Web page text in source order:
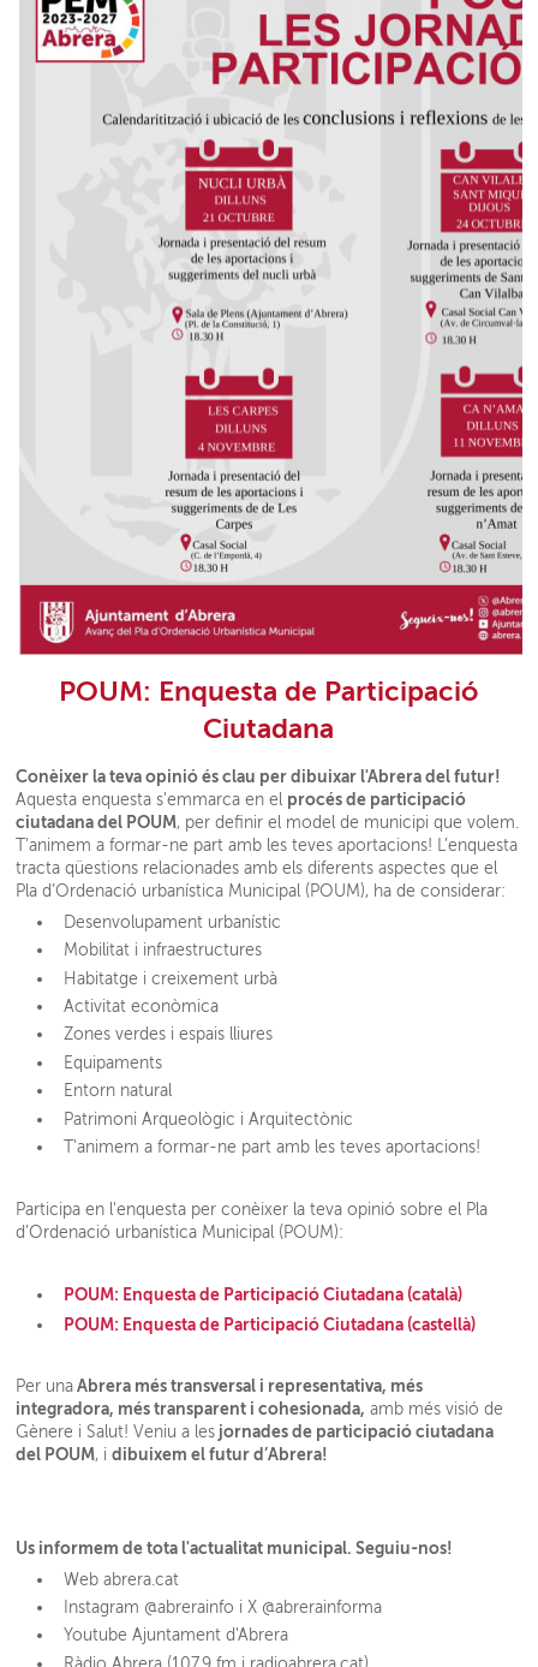
POUM: Enquesta de Participació
Ciutadana
Conèixer la teva opinió és clau per dibuixar l'Abrera del futur!
Aquesta enquesta s'emmarca en el procés de participació
ciutadana del POUM, per definir el model de municipi que volem.
T'animem a formar-ne part amb les teves aportacions! L’enquesta
tracta qüestions relacionades amb els diferents aspectes que el
Pla d’Ordenació urbanística Municipal (POUM), ha de considerar:
Desenvolupament urbanístic
Mobilitat i infraestructures
Habitatge i creixement urbà
Activitat econòmica
Zones verdes i espais lliures
Equipaments
Entorn natural
Patrimoni Arqueològic i Arquitectònic
T'animem a formar-ne part amb les teves aportacions!
Participa en l'enquesta per conèixer la teva opinió sobre el Pla
d’Ordenació urbanística Municipal (POUM):
POUM: Enquesta de Participació Ciutadana (català)
POUM: Enquesta de Participació Ciutadana (castellà)
Per una Abrera més transversal i representativa, més
integradora, més transparent i cohesionada, amb més visió de
Gènere i Salut! Veniu a les jornades de participació ciutadana
del POUM, idibuixem el futur d’Abrera!
Us informem de tota l'actualitat municipal. Seguiu-nos!
Web abrera.cat
Instagram @abrerainfo i X @abrerainforma
Youtube Ajuntament d'Abrera